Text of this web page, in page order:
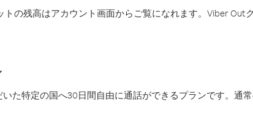
トの残高はアカウント画面からご覧になれます。Viber
た特定の国へ30日間自由に通話ができるプランです。通